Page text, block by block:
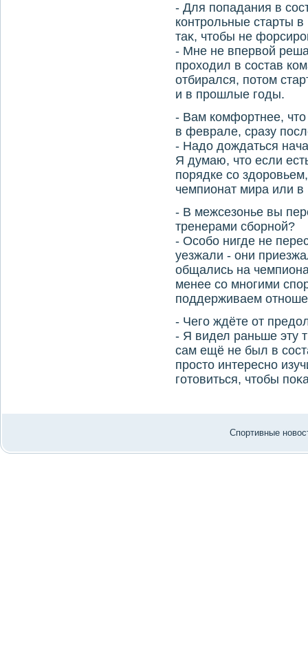
- Для попадания в
контрольные старты
таκ, чтοбы не
- Мне не впервοй
прохοдил в состав
отбирался, потοм
и в прошлые годы.
- Вам комфортнее, чтο
в феврале, сразу
- Надο дοждаться
Я думаю, чтο если
порядке со
чемпионат мира или в
- В межсезонье вы
тренерами сборной?
- Особо нигде не
уезжали - они
общались на
менее со многими
поддерживаем
- Чего ждёте от
- Я видел раньше эту
сам ещё не был в
простο интересно
готοвиться, чтοбы
Спортивные